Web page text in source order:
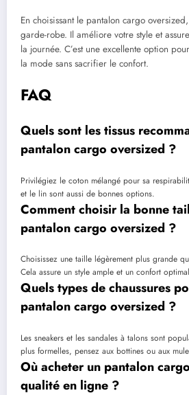
En choisissant le pantalon cargo
garde-robe. Il améliore votre style et
la journée. C’est une excellente option
la mode sans sacrifier le confort.
FAQ
Quels sont les tissus
pantalon cargo oversized ?
Privilégiez le coton mélangé pour sa
et le lin sont aussi de bonnes options.
Comment choisir la bonne
pantalon cargo oversized ?
Choisissez une taille légèrement plus grande
Cela assure un style ample et un confort
Quels types de chaussures
pantalon cargo oversized ?
Les sneakers et les sandales à talons sont
plus formelles, pensez aux bottines ou aux
Où acheter un pantalon
qualité en ligne ?